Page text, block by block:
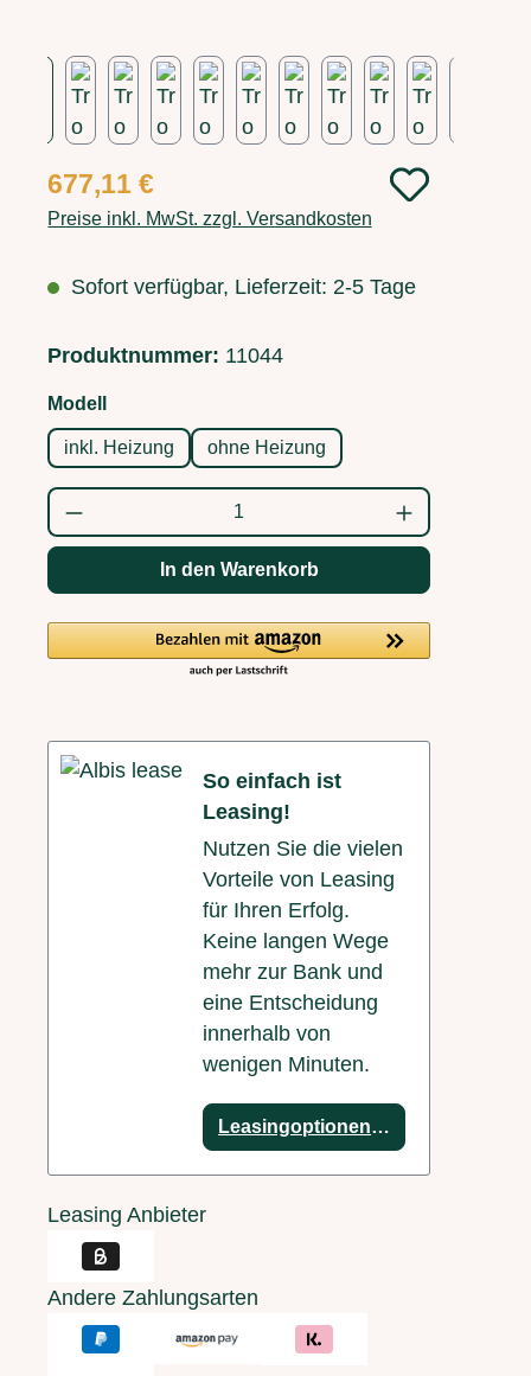
Regulärer Preis:
677,11 €
Preise inkl. MwSt. zzgl. Versandkosten
Sofort verfügbar, Lieferzeit: 2-5 Tage
Produktnummer: 11044
Modell auswählen
inkl. Heizung ohne Heizung
Produkt Anzahl: Gib den gewünschten
In den Warenkorb
So einfach ist
Leasing!
Nutzen Sie die vielen
Vorteile von Leasing
für Ihren Erfolg.
Keine langen Wege
mehr zur Bank und
eine Entscheidung
innerhalb von
wenigen Minuten.
Leasingoptionen anzeigen
Leasing Anbieter
Andere Zahlungsarten